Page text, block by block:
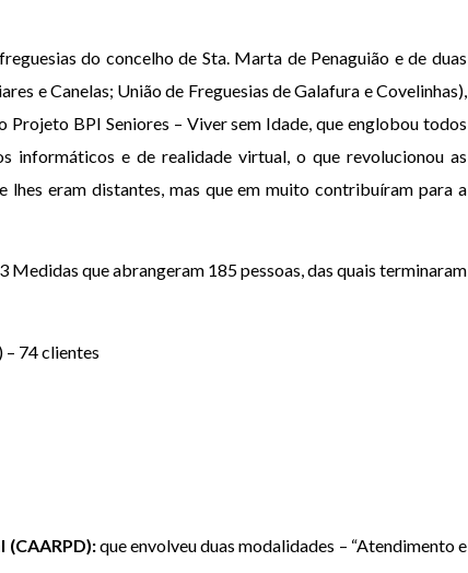
do concelho de Sta. Marta de Penaguião e de duas
e Canelas; União de Freguesias de Galafura e Covelinhas),
BPI Seniores – Viver sem Idade, que englobou todos
informáticos e de realidade virtual, o que revolucionou as
eram distantes, mas que em muito contribuíram para a
Medidas que abrangeram 185 pessoas, das quais terminaram
– 74 clientes
que envolveu duas modalidades – “Atendimento e